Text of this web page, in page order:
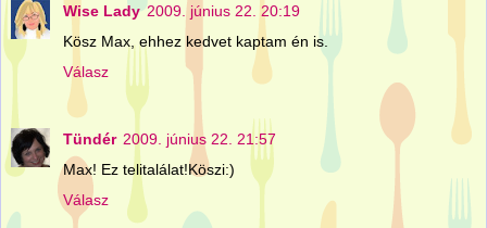
Wise Lady 2009. június 22. 20:19
Kösz Max, ehhez kedvet kaptam én is.
Válasz
Tündér 2009. június 22. 21:57
Max! Ez telitalálat!Köszi:)
Válasz